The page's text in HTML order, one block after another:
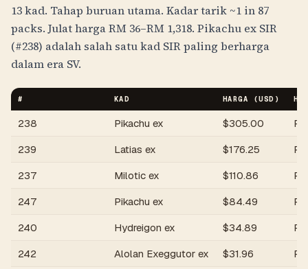
13 kad. Tahap buruan utama. Kadar tarik ~1 in 87
packs. Julat hargaRM 36–RM 1,318. Pikachu ex SIR
(#238) adalah salah satu kad SIR paling berharga
dalam era SV.
# KAD HARGA (USD)
238 Pikachu ex $305.00
239
Latias ex $176.25
237
Milotic ex $110.86
247
Pikachu ex $84.49
240
Hydreigon ex $34.89
242
Alolan Exeggutor ex $31.96